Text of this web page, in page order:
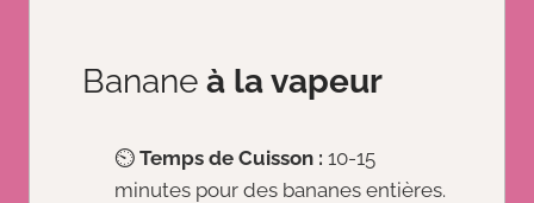
Banane à la vapeur
⏲️ Temps de Cuisson : 10-15
minutes pour des bananes entières.